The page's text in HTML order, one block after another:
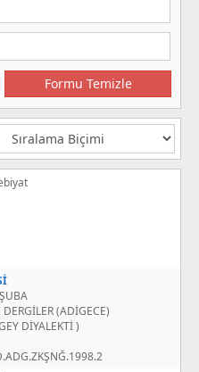
(ADİGECE)
DİYALEKTİ )